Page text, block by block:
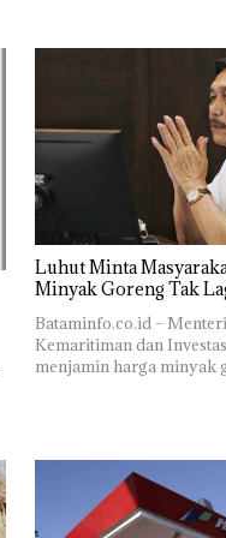
Luhut Minta
Minyak Goreng Tak
Bataminfo.co.id –
Kemaritiman dan
menjamin harga minyak